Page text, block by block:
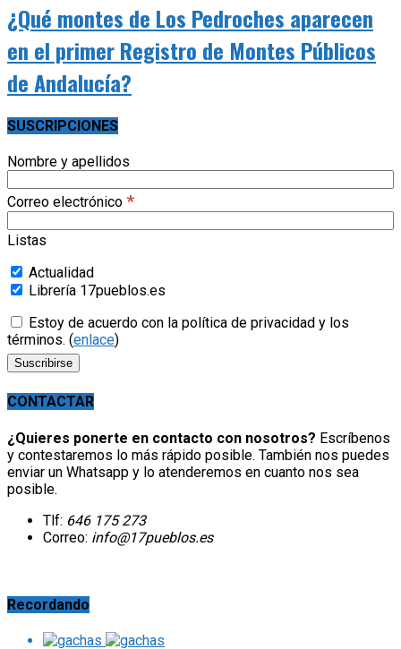
¿Qué montes de Los Pedroches aparecen
en el primer Registro de Montes Públicos
de Andalucía?
SUSCRIPCIONES
Nombre y apellidos
Correo electrónico *
Listas
Actualidad
Librería 17pueblos.es
Estoy de acuerdo con la política de privacidad y los
términos. (enlace)
CONTACTAR
¿Quieres ponerte en contacto con nosotros? Escríbenos
y contestaremos lo más rápido posible. También nos puedes
enviar un Whatsapp y lo atenderemos en cuanto nos sea
posible.
Tlf: 646 175 273
Correo: info@17pueblos.es
Recordando